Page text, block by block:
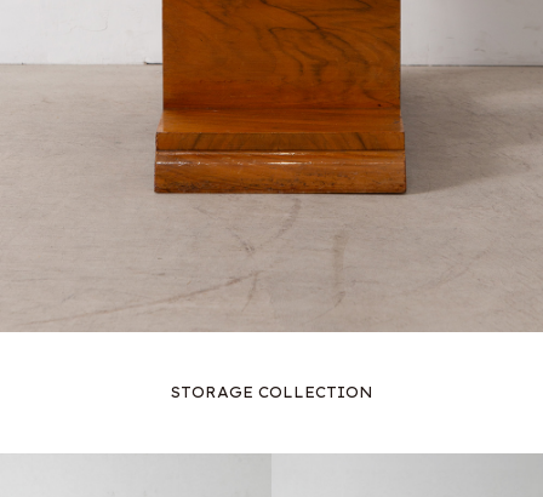
STORAGE COLLECTION